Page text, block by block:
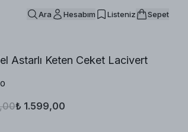
Ara Hesabım Listeniz Sepet
Astarlı Keten Ceket Lacivert
₺ 1.599,00